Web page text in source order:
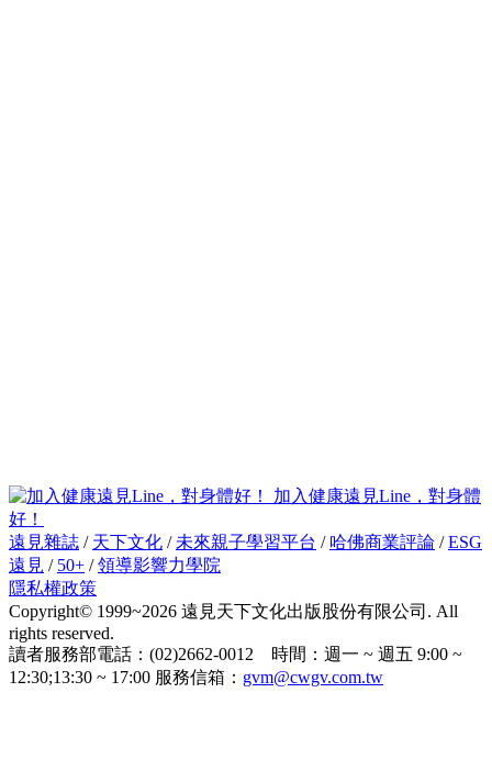
加入健康遠見Line，對身體
好！
遠見雜誌 / 天下文化 / 未來親子學習平台 / 哈佛商業評論 /ESG
遠見 / 50+ /領導影響力學院
隱私權政策
Copyright© 1999~2026 遠見天下文化出版股份有限公司. All
rights reserved.
讀者服務部電話：(02)2662-0012 時間：週一 ~ 週五 9:00 ~
12:30;13:30 ~ 17:00 服務信箱： gvm@cwgv.com.tw